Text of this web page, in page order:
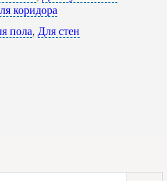
коридора
пола, Для стен